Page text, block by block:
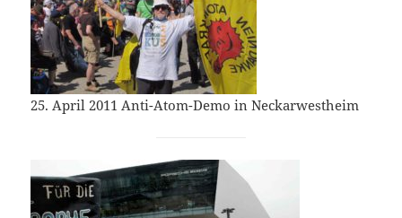
25. April 2011 Anti-Atom-Demo in Neckarwestheim